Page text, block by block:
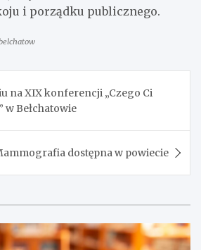
i porządku publicznego.
na XIX konferencji „Czego Ci
w Bełchatowie
dostępna w powiecie